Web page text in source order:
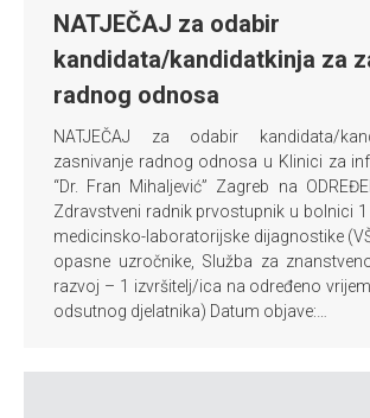
NATJEČAJ za odabir
kandidata/kandidatkinja za
radnog odnosa
NATJEČAJ za odabir kandidata/
zasnivanje radnog odnosa u Klinici za
“Dr. Fran Mihaljević” Zagreb na
Zdravstveni radnik prvostupnik u bolnici
medicinsko-laboratorijske dijagnostike
opasne uzročnike, Služba za
razvoj – 1 izvršitelj/ica na određeno
odsutnog djelatnika) Datum objave:…